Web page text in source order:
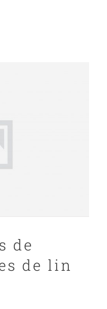
de
de lin